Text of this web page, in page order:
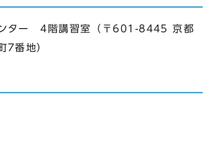
ター 4階講習室（〒601-8445 京都
7番地）